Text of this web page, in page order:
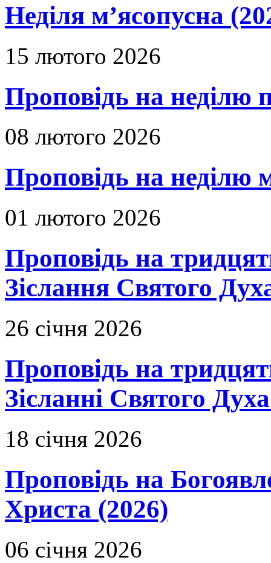
Неділя м’ясопусна
15 лютого 2026
Проповідь на неділю
08 лютого 2026
Проповідь на неділю
01 лютого 2026
Проповідь на
Зіслання Святого
26 січня 2026
Проповідь на
Зісланні Святого
18 січня 2026
Проповідь на
Христа (2026)
06 січня 2026